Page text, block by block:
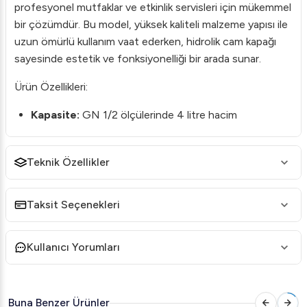
profesyonel mutfaklar ve etkinlik servisleri için mükemmel
bir çözümdür. Bu model, yüksek kaliteli malzeme yapısı ile
uzun ömürlü kullanım vaat ederken, hidrolik cam kapağı
sayesinde estetik ve fonksiyonelliği bir arada sunar.
Ürün Özellikleri:
Kapasite: GN 1/2 ölçülerinde 4 litre hacim
Kapak:Hidrolik destekli cam kapak, kolay ve güvenli
kullanım sağlar
Malzeme:Paslanmaz çelik yapı, uzun ömürlü ve
dayanıklıdır
Tasarım:Yuvarlak ve şık tasarımı ile her türlü sunum
için uygun
hizmetleri ve özel davetler
Teknik Özellikler
Taksit Seçenekleri
Kullanıcı Yorumları
Buna Benzer Ürünler